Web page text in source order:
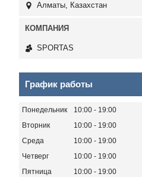
Алматы, Казахстан
SPORTAS
График работы
Понедельник 10:00
19:00
Вторник
10:00
19:00
Среда
10:00
19:00
Четверг
10:00
19:00
Пятница
10:00
19:00